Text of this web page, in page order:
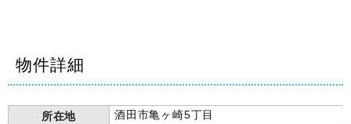
物件詳細
所在地 酒田市亀ヶ崎5丁目